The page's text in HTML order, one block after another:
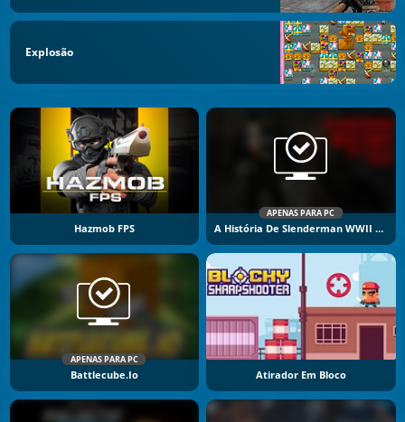
Explosão
Hazmob FPS
APENAS PARA PC
A História De Slenderman WWII Encarando O Horror
APENAS PARA PC
Battlecube.io Atirador Em Bloco